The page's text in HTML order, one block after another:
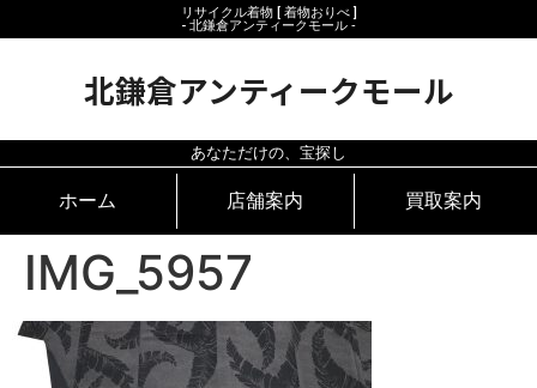
リサイクル着物 [ 着物おりべ ]
- 北鎌倉アンティークモール ‐
北鎌倉アンティークモール
あなただけの、宝探し
ホーム 店舗案内 買取案内
IMG_5957